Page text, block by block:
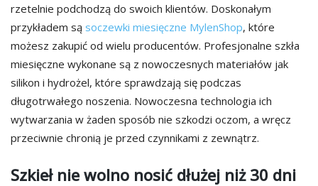
rzetelnie podchodzą do swoich klientów. Doskonałym
przykładem są soczewki miesięczne MylenShop, które
możesz zakupić od wielu producentów. Profesjonalne szkła
miesięczne wykonane są z nowoczesnych materiałów jak
silikon i hydrożel, które sprawdzają się podczas
długotrwałego noszenia. Nowoczesna technologia ich
wytwarzania w żaden sposób nie szkodzi oczom, a wręcz
przeciwnie chronią je przed czynnikami z zewnątrz.
Szkieł nie wolno nosić dłużej niż 30 dni